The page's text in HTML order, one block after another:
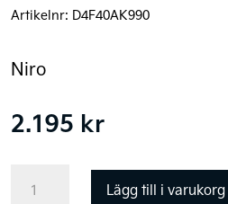
Artikelnr: D4F40AK990
Niro
2.195 kr
Lägg till i varukorg